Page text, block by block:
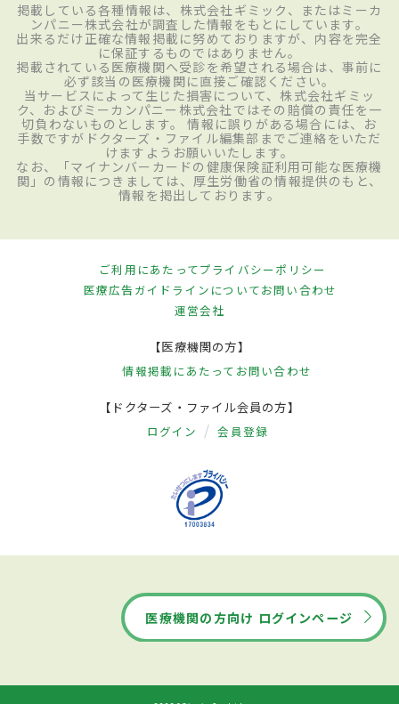
掲載している各種情報は、株式会社ギミック、またはミーカ
ンパニー株式会社が調査した情報をもとにしています。
出来るだけ正確な情報掲載に努めておりますが、内容を完全
に保証するものではありません。
掲載されている医療機関へ受診を希望される場合は、事前に
必ず該当の医療機関に直接ご確認ください。
当サービスによって生じた損害について、株式会社ギミッ
ク、およびミーカンパニー株式会社ではその賠償の責任を一
切負わないものとします。 情報に誤りがある場合には、お
手数ですがドクターズ・ファイル編集部までご連絡をいただ
けますようお願いいたします。
なお、「マイナンバーカードの健康保険証利用可能な医療機
関」の情報につきましては、厚生労働省の情報提供のもと、
情報を掲出しております。
ご利用にあたってプライバシーポリシー
医療広告ガイドラインについてお問い合わせ
運営会社
【医療機関の方】
情報掲載にあたって お問い合わせ
【ドクターズ・ファイル会員の方】
ログイン 会員登録
医療機関の方向け ログインページ